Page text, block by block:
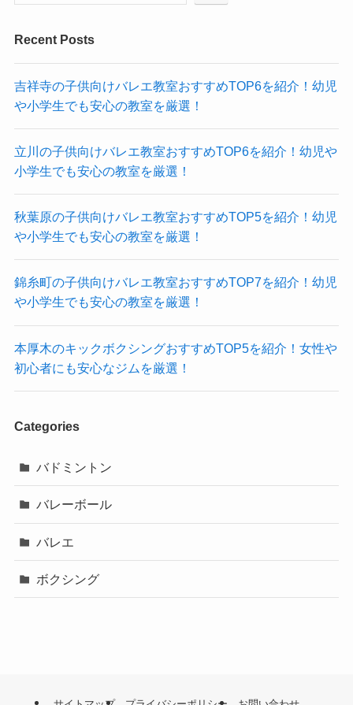
Recent Posts
吉祥寺の子供向けバレエ教室おすすめTOP6を紹介！幼児
や小学生でも安心の教室を厳選！
立川の子供向けバレエ教室おすすめTOP6を紹介！幼児や
小学生でも安心の教室を厳選！
秋葉原の子供向けバレエ教室おすすめTOP5を紹介！幼児
や小学生でも安心の教室を厳選！
錦糸町の子供向けバレエ教室おすすめTOP7を紹介！幼児
や小学生でも安心の教室を厳選！
本厚木のキックボクシングおすすめTOP5を紹介！女性や
初心者にも安心なジムを厳選！
Categories
バドミントン
バレーボール
バレエ
ボクシング